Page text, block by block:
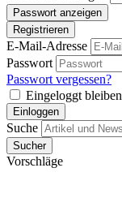
Passwort anzeigen
Registrieren
E-Mail-Adresse
Passwort
Passwort vergessen?
Eingeloggt bleiben
Einloggen
Suche
Sucher
Vorschläge